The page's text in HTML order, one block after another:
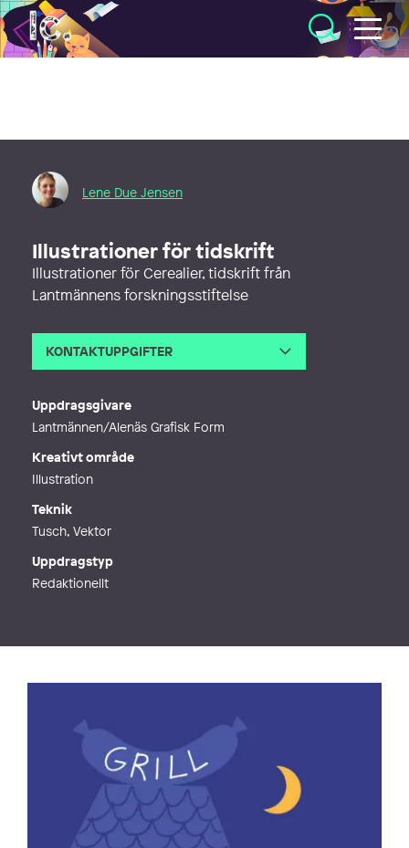
Illustratörcentrum
Lene Due Jensen
Illustrationer för tidskrift
Illustrationer för Cerealier, tidskrift från
Lantmännens forskningsstiftelse
KONTAKTUPPGIFTER
Uppdragsgivare
Lantmännen/Alenäs Grafisk Form
Kreativt område
Illustration
Teknik
Tusch, Vektor
Uppdragstyp
Redaktionellt